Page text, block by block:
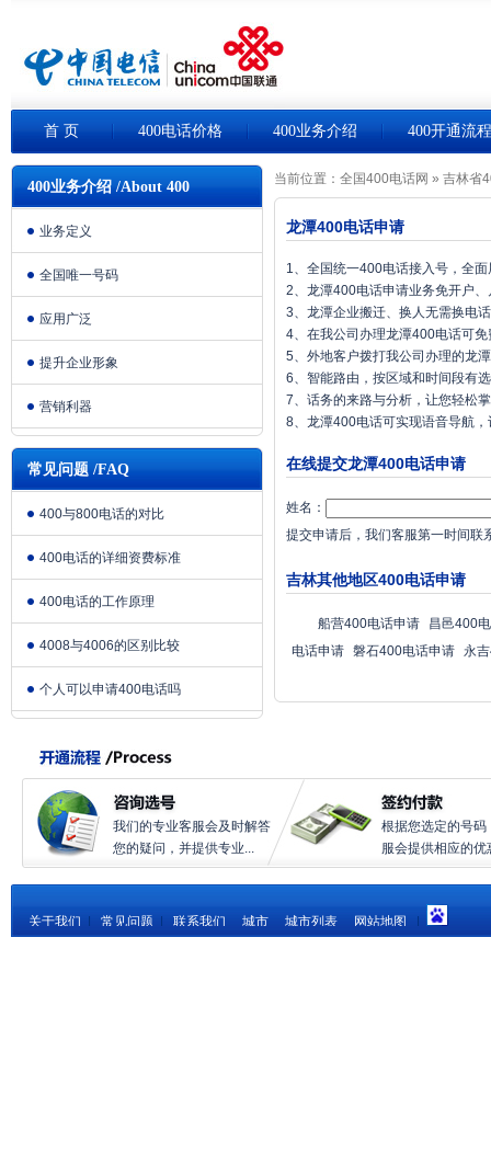
首 页 400电话价格 400业务介绍 400开通流程
400业务介绍 /About 400
业务定义
全国唯一号码
应用广泛
提升企业形象
营销利器
常见问题 /FAQ
400与800电话的对比
400电话的详细资费标准
400电话的工作原理
4008与4006的区别比较
个人可以申请400电话吗
当前位置： 全国400电话网 » 吉林省
龙潭400电话申请
1、全国统一400电话接入号，全
2、龙潭400电话申请业务免开户
3、龙潭企业搬迁、换人无需换电
4、在我公司办理龙潭400电话可
5、外地客户拨打我公司办理的龙
6、智能路由，按区域和时间段有
7、话务的来路与分析，让您轻松
8、龙潭400电话可实现语音导航
在线提交龙潭400电话申请
姓名：
提交申请后，我们客服第一时间联
吉林其他地区400电话申请
船营400电话申请
昌邑400
电话申请 磐石400电话申请 永
我们的专业客服会及时解答
您的疑问，并提供专业...
根据您选定的号码
服会提供相应的优
关于我们 常见问题 联系我们 城市 城市列表 网站地图